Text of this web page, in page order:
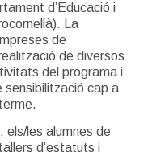
d’Educació i
La
de
de diversos
del programa i
sensibilització cap a
els/les alumnes de
d’estatuts i